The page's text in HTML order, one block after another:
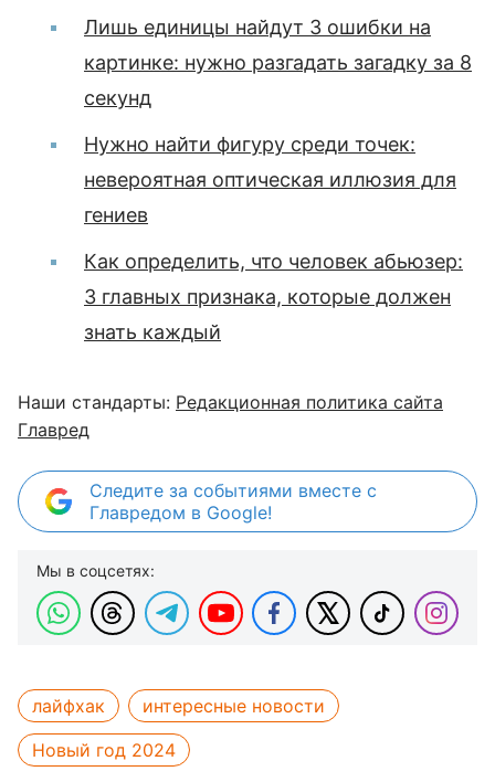
Лишь единицы найдут 3 ошибки на
картинке: нужно разгадать загадку за 8
секунд
Нужно найти фигуру среди точек:
невероятная оптическая иллюзия для
гениев
Как определить, что человек абьюзер:
3 главных признака, которые должен
знать каждый
Наши стандарты: Редакционная политика сайта
Главред
Следите за событиями вместе с
Главредом в Google!
Мы в соцсетях:
лайфхак
интересные новости
Новый год 2024